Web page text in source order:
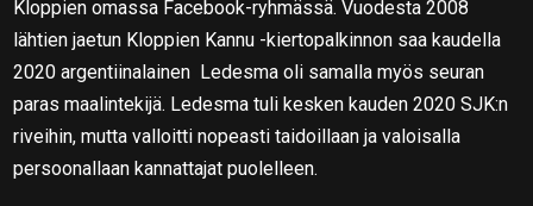
Kloppien omassa Facebook-ryhmässä. Vuodesta 2008
lähtien jaetun Kloppien Kannu -kiertopalkinnon saa kaudella
2020 argentiinalainen Ledesma oli samalla myös seuran
paras maalintekijä. Ledesma tuli kesken kauden 2020 SJK:n
riveihin, mutta valloitti nopeasti taidoillaan ja valoisalla
persoonallaan kannattajat puolelleen.